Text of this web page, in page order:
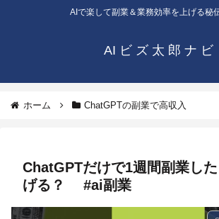
AIで楽して副業＆業務効率を上げる秘
AI ビ ズ 太 郎 ナ ビ
ホーム ChatGPTの副業で高収入
ChatGPTだけで1週間副業し
げる？ #ai副業